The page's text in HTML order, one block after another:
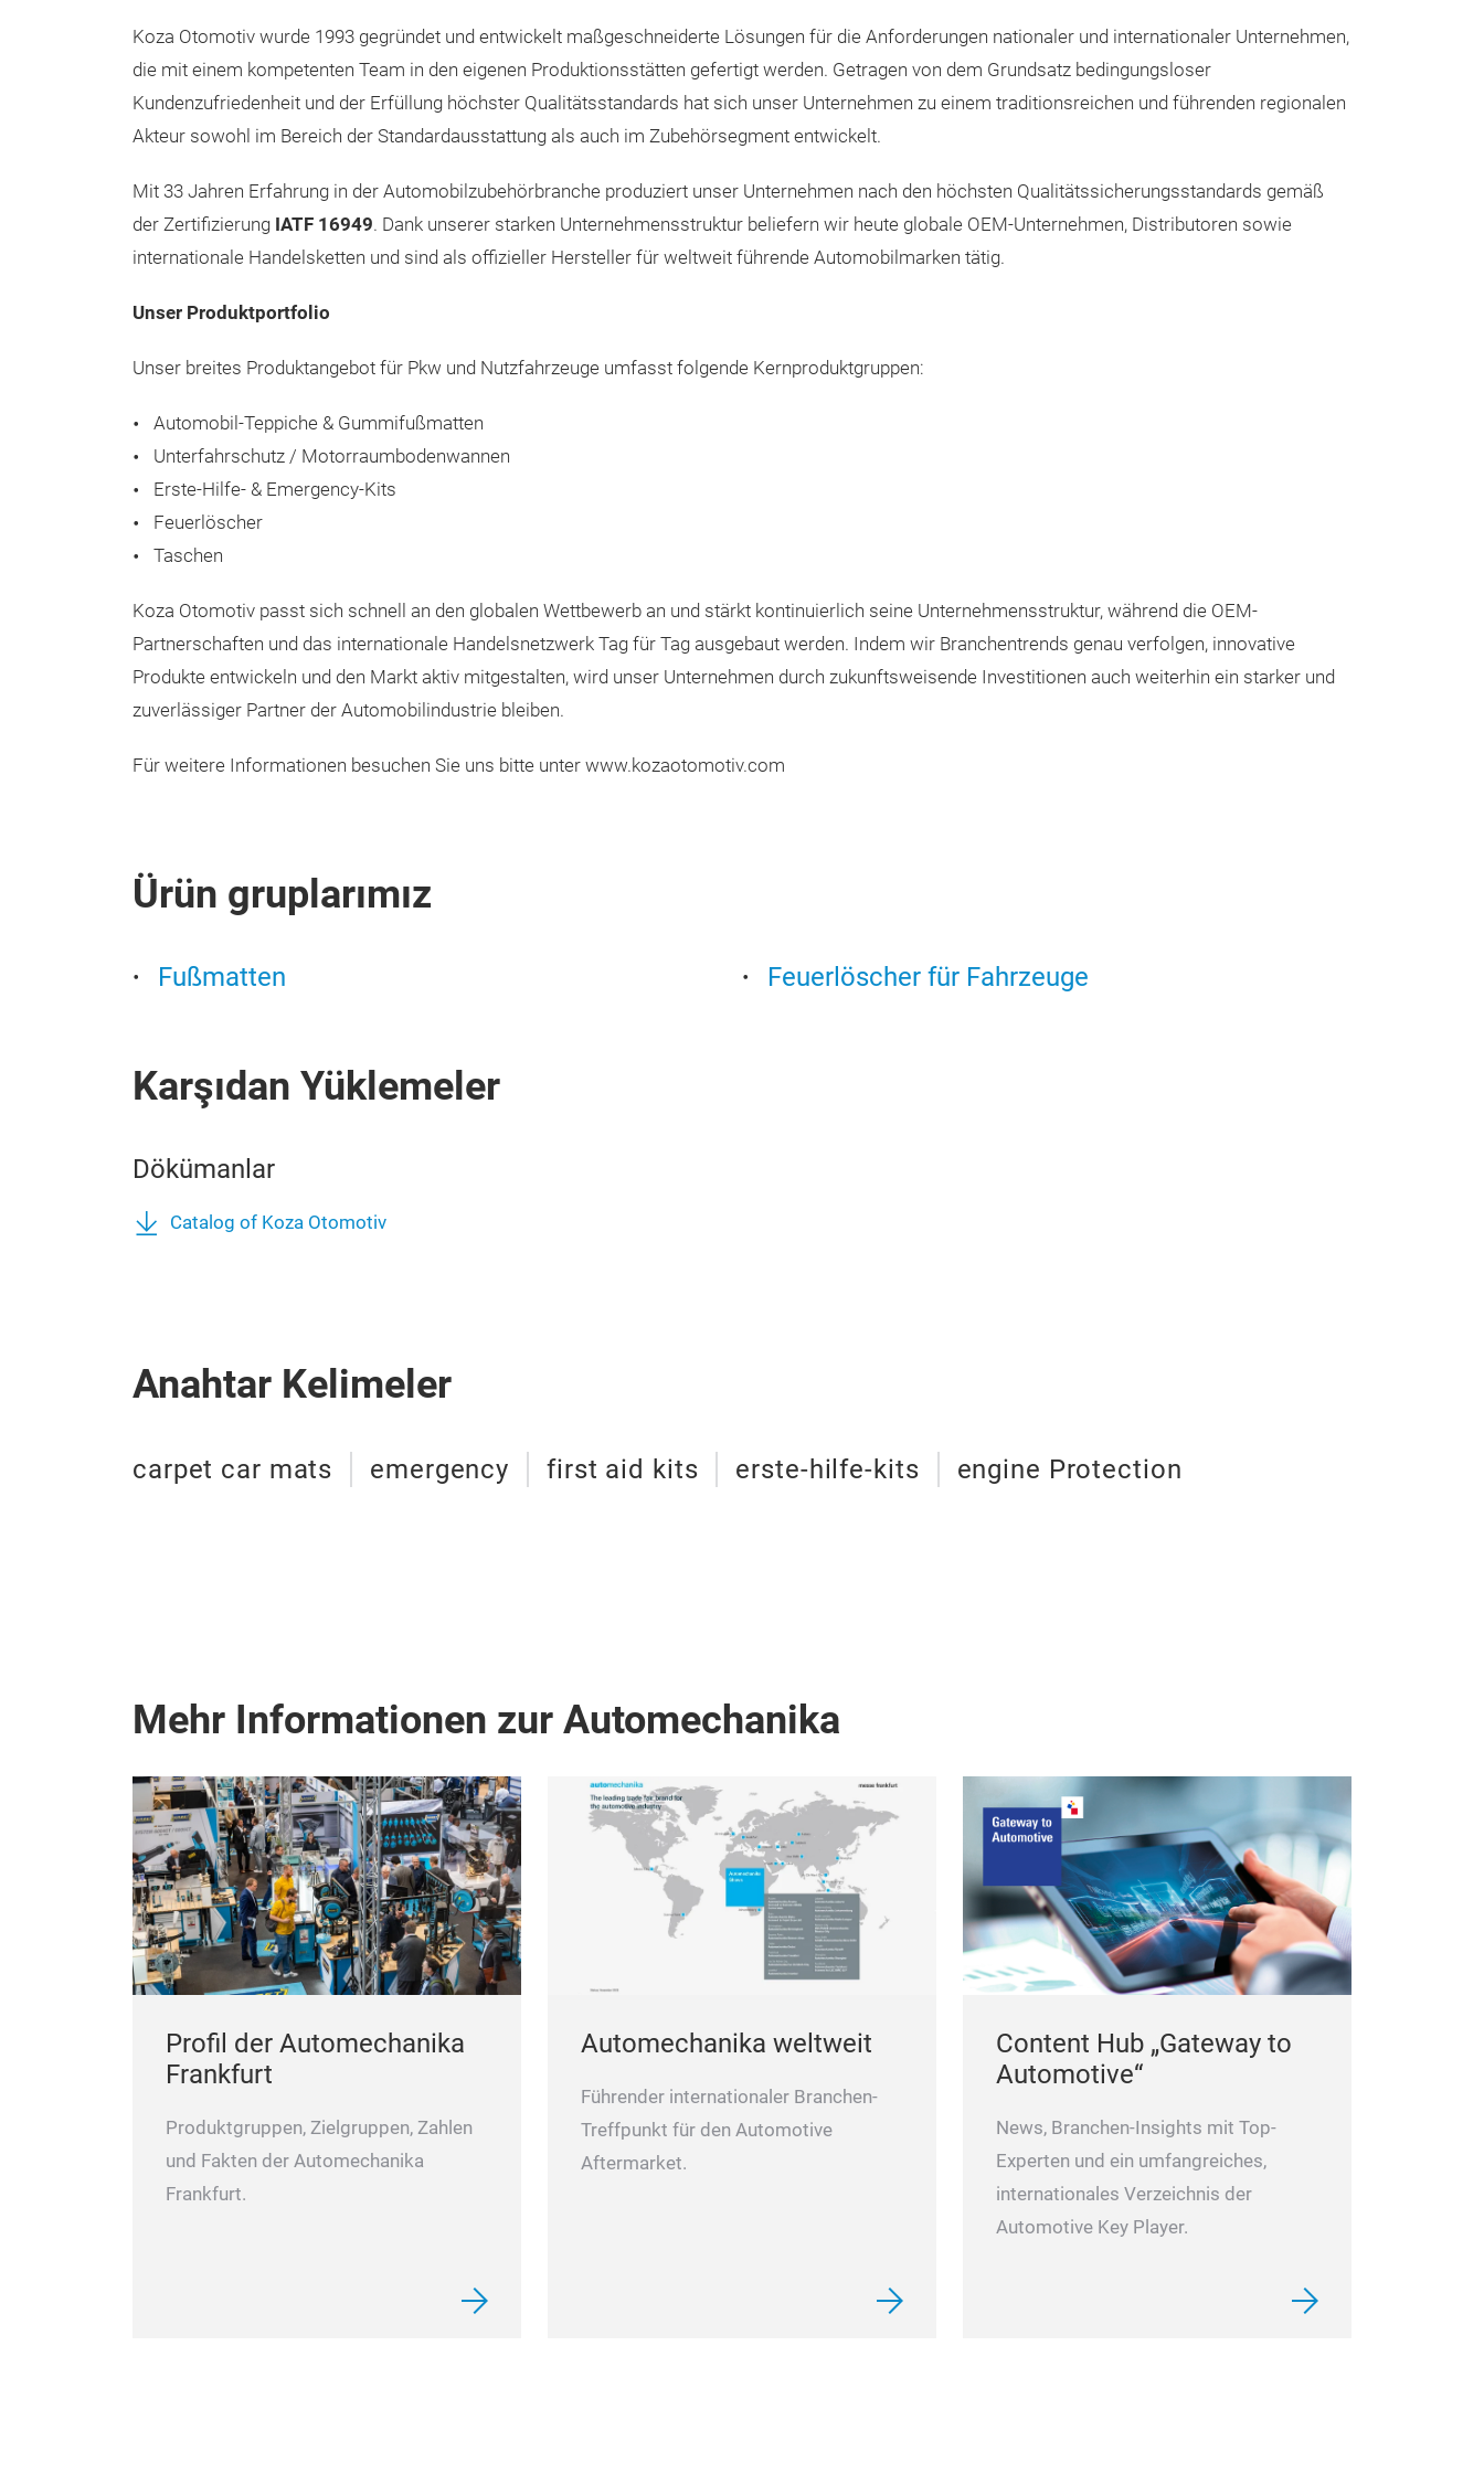
Koza Otomotiv wurde 1993 gegründet und entwickelt maßgeschneiderte Lösungen für die Anforderungen nationaler und internationaler Unternehmen,
die mit einem kompetenten Team in den eigenen Produktionsstätten gefertigt werden. Getragen von dem Grundsatz bedingungsloser
Kundenzufriedenheit und der Erfüllung höchster Qualitätsstandards hat sich unser Unternehmen zu einem traditionsreichen und führenden regionalen
Akteur sowohl im Bereich der Standardausstattung als auch im Zubehörsegment entwickelt.
Mit 33 Jahren Erfahrung in der Automobilzubehörbranche produziert unser Unternehmen nach den höchsten Qualitätssicherungsstandards gemäß
der Zertifizierung IATF 16949. Dank unserer starken Unternehmensstruktur beliefern wir heute globale OEM-Unternehmen, Distributoren sowie
internationale Handelsketten und sind als offizieller Hersteller für weltweit führende Automobilmarken tätig.
Unser Produktportfolio
Unser breites Produktangebot für Pkw und Nutzfahrzeuge umfasst folgende Kernproduktgruppen:
Automobil-Teppiche & Gummifußmatten
Unterfahrschutz / Motorraumbodenwannen
Erste-Hilfe- & Emergency-Kits
Feuerlöscher
Taschen
Koza Otomotiv passt sich schnell an den globalen Wettbewerb an und stärkt kontinuierlich seine Unternehmensstruktur, während die OEM-
Partnerschaften und das internationale Handelsnetzwerk Tag für Tag ausgebaut werden. Indem wir Branchentrends genau verfolgen, innovative
Produkte entwickeln und den Markt aktiv mitgestalten, wird unser Unternehmen durch zukunftsweisende Investitionen auch weiterhin ein starker und
zuverlässiger Partner der Automobilindustrie bleiben.
Für weitere Informationen besuchen Sie uns bitte unter www.kozaotomotiv.com
Ürün gruplarımız
Fußmatten Feuerlöscher für Fahrzeuge
Karşıdan Yüklemeler
Dökümanlar
Catalog of Koza Otomotiv
Anahtar Kelimeler
carpet car mats emergency first aid kits erste-hilfe-kits engine Protection
Mehr Informationen zur Automechanika
Profil der Automechanika
Frankfurt
Produktgruppen, Zielgruppen, Zahlen
und Fakten der Automechanika
Frankfurt.
Automechanika weltweit
Führender internationaler Branchen-
Treffpunkt für den Automotive
Aftermarket.
Content Hub „Gateway to
Automotive“
News, Branchen-Insights mit Top-
Experten und ein umfangreiches,
internationales Verzeichnis der
Automotive Key Player.